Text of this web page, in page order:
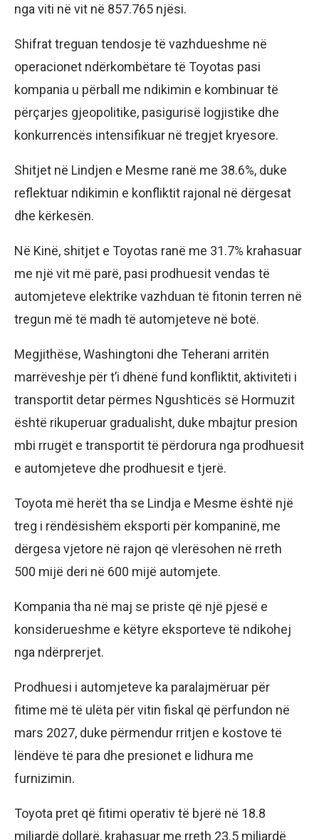
nga viti në vit në 857.765 njësi.
Shifrat treguan tendosje të vazhdueshme në
operacionet ndërkombëtare të Toyotas pasi
kompania u përball me ndikimin e kombinuar të
përçarjes gjeopolitike, pasigurisë logjistike dhe
konkurrencës intensifikuar në tregjet kryesore.
Shitjet në Lindjen e Mesme ranë me 38.6%, duke
reflektuar ndikimin e konfliktit rajonal në dërgesat
dhe kërkesën.
Në Kinë, shitjet e Toyotas ranë me 31.7% krahasuar
me një vit më parë, pasi prodhuesit vendas të
automjeteve elektrike vazhduan të fitonin terren në
tregun më të madh të automjeteve në botë.
Megjithëse, Washingtoni dhe Teherani arritën
marrëveshje për t’i dhënë fund konfliktit, aktiviteti i
transportit detar përmes Ngushticës së Hormuzit
është rikuperuar gradualisht, duke mbajtur presion
mbi rrugët e transportit të përdorura nga prodhuesit
e automjeteve dhe prodhuesit e tjerë.
Toyota më herët tha se Lindja e Mesme është një
treg i rëndësishëm eksporti për kompaninë, me
dërgesa vjetore në rajon që vlerësohen në rreth
500 mijë deri në 600 mijë automjete.
Kompania tha në maj se priste që një pjesë e
konsiderueshme e këtyre eksporteve të ndikohej
nga ndërprerjet.
Prodhuesi i automjeteve ka paralajmëruar për
fitime më të ulëta për vitin fiskal që përfundon në
mars 2027, duke përmendur rritjen e kostove të
lëndëve të para dhe presionet e lidhura me
furnizimin.
Toyota pret që fitimi operativ të bjerë në 18.8
miliardë dollarë, krahasuar me rreth 23.5 miliardë